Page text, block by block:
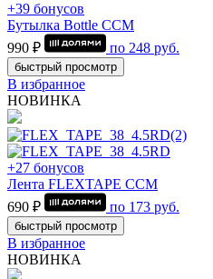
+39 бонусов
Бутылка Bottle CCM
990 ₽
по 248 руб.
быстрый просмотр
В избранное
НОВИНКА
+27 бонусов
Лента FLEXTAPE CCM
690 ₽
по 173 руб.
быстрый просмотр
В избранное
НОВИНКА